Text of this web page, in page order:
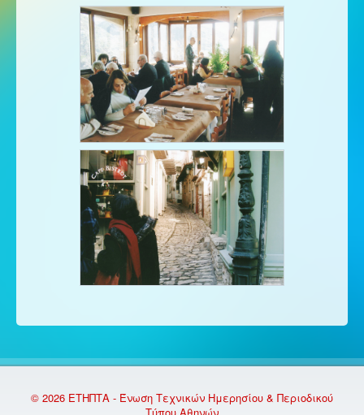
© 2026 ΕΤΗΠΤΑ - Ένωση Τεχνικών Ημερησίου & Περιοδικού